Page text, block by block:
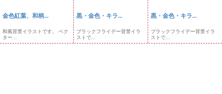
金色紅葉、和柄...
和風背景イラストです。 ベク
ター...
黒・金色・キラ...
ブラックフライデー背景イラ
ストで...
黒・金色・キラ...
ブラックフライデー背景イラ
ストで...